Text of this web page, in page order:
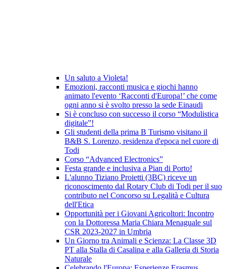
Un saluto a Violeta!
Emozioni, racconti musica e giochi hanno
animato l'evento ‘Racconti d'Europa!’ che come
ogni anno si è svolto presso la sede Einaudi
Si è concluso con successo il corso “Modulistica
digitale”!
Gli studenti della prima B Turismo visitano il
B&B S. Lorenzo, residenza d'epoca nel cuore di
Todi
Corso “Advanced Electronics”
Festa grande e inclusiva a Pian di Porto!
L'alunno Tiziano Proietti (3BC) riceve un
riconoscimento dal Rotary Club di Todi per il suo
contributo nel Concorso su Legalità e Cultura
dell'Etica
Opportunità per i Giovani Agricoltori: Incontro
con la Dottoressa Maria Chiara Menaguale sul
CSR 2023-2027 in Umbria
Un Giorno tra Animali e Scienza: La Classe 3D
PT alla Stalla di Casalina e alla Galleria di Storia
Naturale